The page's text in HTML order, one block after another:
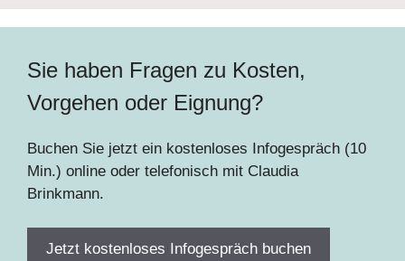
Sie haben Fragen zu Kosten,
Vorgehen oder Eignung?
Buchen Sie jetzt ein kostenloses Infogespräch (10
Min.) online oder telefonisch mit Claudia
Brinkmann.
Jetzt kostenloses Infogespräch buchen